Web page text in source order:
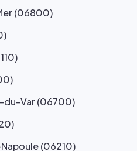
(06800)
du-Var (06700)
(06210)